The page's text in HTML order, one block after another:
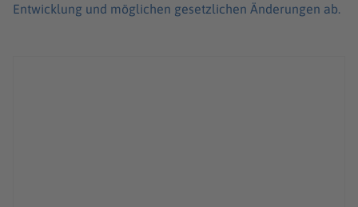
Entwicklung und möglichen gesetzlichen Änderungen ab.